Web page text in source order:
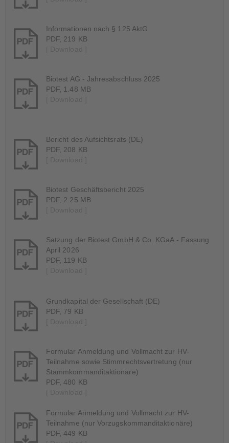
Informationen nach § 125 AktG
PDF, 219 KB
Biotest AG - Jahresabschluss 2025
PDF, 1.48 MB
Bericht des Aufsichtsrats (DE)
PDF, 208 KB
Biotest Geschäftsbericht 2025
PDF, 2.25 MB
Satzung der Biotest GmbH & Co. KGaA - Fassung
April 2026
PDF, 119 KB
Grundkapital der Gesellschaft (DE)
PDF, 79 KB
Formular Anmeldung und Vollmacht zur HV-
Teilnahme sowie Stimmrechtsvertretung (nur
Stammkommanditaktionäre)
PDF, 480 KB
Formular Anmeldung und Vollmacht zur HV-
Teilnahme (nur Vorzugskommanditaktionäre)
PDF, 449 KB